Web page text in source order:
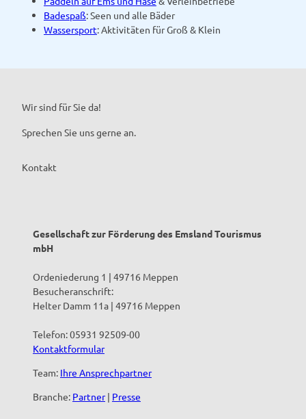
Badespaß: Seen und alle Bäder
Wassersport: Aktivitäten für Groß & Klein
Wir sind für Sie da!
Sprechen Sie uns gerne an.
Kontakt
Gesellschaft zur Förderung des Emsland Tourismus
mbH
Ordeniederung 1 | 49716 Meppen
Besucheranschrift:
Helter Damm 11a | 49716 Meppen
Telefon: 05931 92509-00
Kontaktformular
Team: Ihre Ansprechpartner
Branche: Partner| Presse